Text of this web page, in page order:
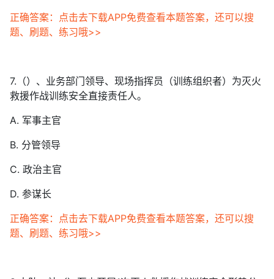
正确答案：点击去下载APP免费查看本题答案，还可以搜
题、刷题、练习哦>>
7.（）、业务部门领导、现场指挥员（训练组织者）为灭火
救援作战训练安全直接责任人。
A. 军事主官
B. 分管领导
C. 政治主官
D. 参谋长
正确答案：点击去下载APP免费查看本题答案，还可以搜
题、刷题、练习哦>>